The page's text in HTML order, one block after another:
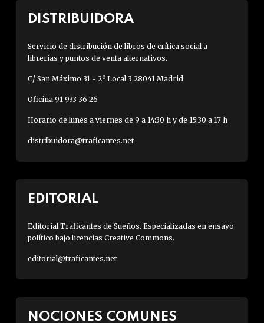
DISTRIBUIDORA
Servicio de distribución de libros de crítica social a
librerías y puntos de venta alternativos.
C/ San Máximo 31 - 2º Local 3 28041 Madrid
Oficina 91 933 36 26
Horario de lunes a viernes de 9 a 14:30 h y de 15:30 a 17 h
distribuidora@traficantes.net
EDITORIAL
Editorial Traficantes de Sueños. Especializadas en ensayo
político bajo licencias Creative Commons.
editorial@traficantes.net
NOCIONES COMUNES